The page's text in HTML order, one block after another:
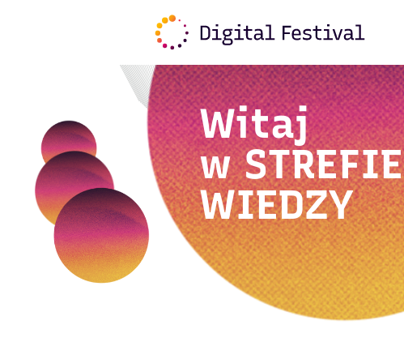
Witaj
wSTREFIE
WIEDZY